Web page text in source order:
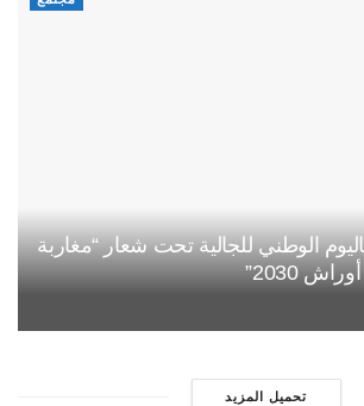
الوطني للجالية تحت شعار “مغاربة
2030”
تحميل المزيد